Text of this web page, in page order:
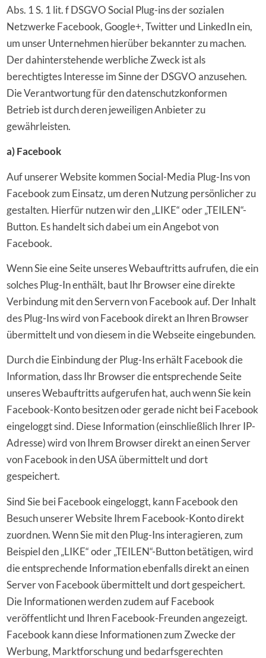
Abs. 1 S. 1 lit. f DSGVO Social Plug-ins der sozialen
Netzwerke Facebook, Google+, Twitter und LinkedIn ein,
um unser Unternehmen hierüber bekannter zu machen.
Der dahinterstehende werbliche Zweck ist als
berechtigtes Interesse im Sinne der DSGVO anzusehen.
Die Verantwortung für den datenschutzkonformen
Betrieb ist durch deren jeweiligen Anbieter zu
gewährleisten.
a) Facebook
Auf unserer Website kommen Social-Media Plug-Ins von
Facebook zum Einsatz, um deren Nutzung persönlicher zu
gestalten. Hierfür nutzen wir den „LIKE“ oder „TEILEN“-
Button. Es handelt sich dabei um ein Angebot von
Facebook.
Wenn Sie eine Seite unseres Webauftritts aufrufen, die ein
solches Plug-In enthält, baut Ihr Browser eine direkte
Verbindung mit den Servern von Facebook auf. Der Inhalt
des Plug-Ins wird von Facebook direkt an Ihren Browser
übermittelt und von diesem in die Webseite eingebunden.
Durch die Einbindung der Plug-Ins erhält Facebook die
Information, dass Ihr Browser die entsprechende Seite
unseres Webauftritts aufgerufen hat, auch wenn Sie kein
Facebook-Konto besitzen oder gerade nicht bei Facebook
eingeloggt sind. Diese Information (einschließlich Ihrer IP-
Adresse) wird von Ihrem Browser direkt an einen Server
von Facebook in den USA übermittelt und dort
gespeichert.
Sind Sie bei Facebook eingeloggt, kann Facebook den
Besuch unserer Website Ihrem Facebook-Konto direkt
zuordnen. Wenn Sie mit den Plug-Ins interagieren, zum
Beispiel den „LIKE“ oder „TEILEN“-Button betätigen, wird
die entsprechende Information ebenfalls direkt an einen
Server von Facebook übermittelt und dort gespeichert.
Die Informationen werden zudem auf Facebook
veröffentlicht und Ihren Facebook-Freunden angezeigt.
Facebook kann diese Informationen zum Zwecke der
Werbung, Marktforschung und bedarfsgerechten